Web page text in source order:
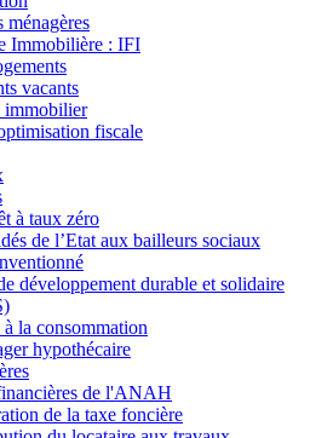
ménagères
Immobilière : IFI
vacants
immobilier
fiscale
à taux zéro
de l’Etat aux bailleurs sociaux
développement durable et solidaire
la consommation
hypothécaire
de l'ANAH
de la taxe foncière